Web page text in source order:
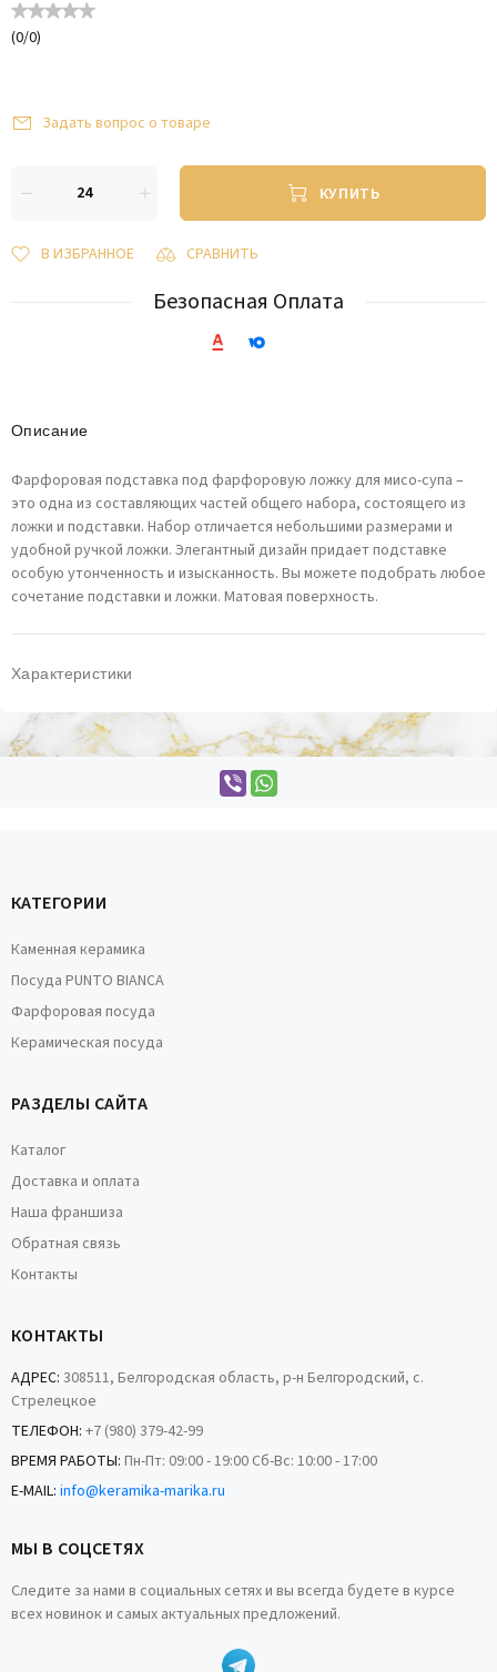
(0/0)
Задать вопрос о товаре
КУПИТЬ
В ИЗБРАННОЕ СРАВНИТЬ
Безопасная Оплата
Описание
Фарфоровая подставка под фарфоровую ложку для мисо-супа –
это одна из составляющих частей общего набора, состоящего из
ложки и подставки. Набор отличается небольшими размерами и
удобной ручкой ложки. Элегантный дизайн придает подставке
особую утонченность и изысканность. Вы можете подобрать любое
сочетание подставки и ложки. Матовая поверхность.
Характеристики
КАТЕГОРИИ
Каменная керамика
Посуда PUNTO BIANCA
Фарфоровая посуда
Керамическая посуда
РАЗДЕЛЫ САЙТА
Каталог
Доставка и оплата
Наша франшиза
Обратная связь
Контакты
КОНТАКТЫ
АДРЕС: 308511, Белгородская область, р-н Белгородский, с.
Стрелецкое
ТЕЛЕФОН: +7 (980) 379-42-99
ВРЕМЯ РАБОТЫ: Пн-Пт: 09:00 - 19:00 Сб-Вс: 10:00 - 17:00
E-MAIL: info@keramika-marika.ru
МЫ В СОЦСЕТЯХ
Следите за нами в социальных сетях и вы всегда будете в курсе
всех новинок и самых актуальных предложений.